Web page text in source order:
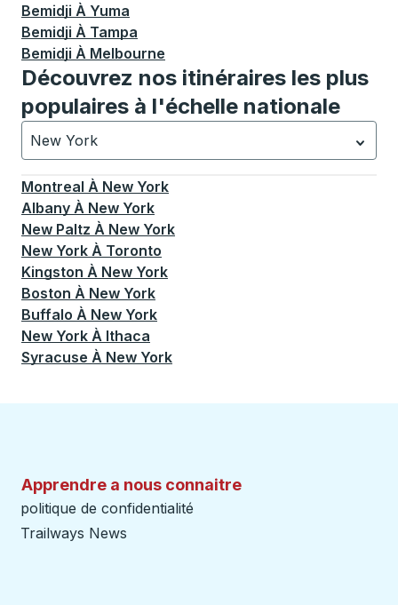
Bemidji À Yuma
Bemidji À Tampa
Bemidji À Melbourne
Découvrez nos itinéraires les plus
populaires à l'échelle nationale
New York
Actuellement sélectionné: New York.La sélection est
Montreal À New York
Albany À New York
New Paltz À New York
New York À Toronto
Kingston À New York
Boston À New York
Buffalo À New York
New York À Ithaca
Syracuse À New York
Apprendre a nous connaitre
politique de confidentialité
Trailways News